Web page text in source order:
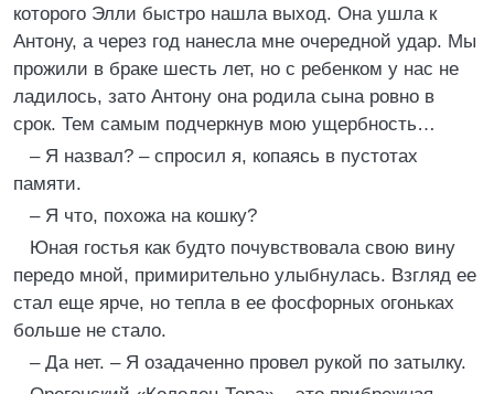
которого Элли быстро нашла выход. Она ушла к
Антону, а через год нанесла мне очередной удар. Мы
прожили в браке шесть лет, но с ребенком у нас не
ладилось, зато Антону она родила сына ровно в
срок. Тем самым подчеркнув мою ущербность…
– Я назвал? – спросил я, копаясь в пустотах
памяти.
– Я что, похожа на кошку?
Юная гостья как будто почувствовала свою вину
передо мной, примирительно улыбнулась. Взгляд ее
стал еще ярче, но тепла в ее фосфорных огоньках
больше не стало.
– Да нет. – Я озадаченно провел рукой по затылку.